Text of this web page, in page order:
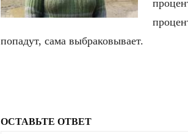
попадут, сама выбраковывает.
ОСТАВЬТЕ ОТВЕТ